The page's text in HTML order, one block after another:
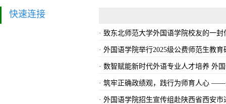
快速连接
· 致东北师范大学外国语学院校友的一封
· 外国语学院举行2025级公费师范生教
· 数智赋能新时代外语专业人才培养 外
· 筑牢正确政绩观，践行为师育人心
· 外国语学院招生宣传组赴陕西省西安